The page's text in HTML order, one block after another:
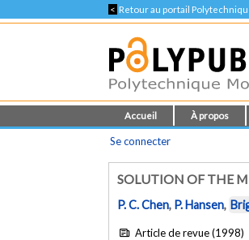
< Retour au portail
Accueil À propos
Se connecter
SOLUTION OF THE
P. C. Chen, P. Hansen,
Article de revue (1998)